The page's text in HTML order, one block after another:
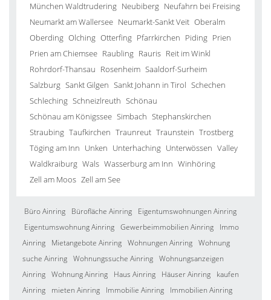
München Waldtrudering Neubiberg Neufahrn bei Freising
Neumarkt am Wallersee Neumarkt-Sankt Veit Oberalm
Oberding Olching Otterfing Pfarrkirchen Piding Prien
Prien am Chiemsee Raubling Rauris Reit im Winkl
Rohrdorf-Thansau Rosenheim Saaldorf-Surheim
Salzburg Sankt Gilgen Sankt Johann in Tirol Schechen
Schleching Schneizlreuth Schönau
Schönau am Königssee Simbach Stephanskirchen
Straubing Taufkirchen Traunreut Traunstein Trostberg
Töging am Inn Unken Unterhaching Unterwössen Valley
Waldkraiburg Wals Wasserburg am Inn Winhöring
Zell am Moos Zell am See
Büro Ainring Bürofläche Ainring
Eigentumswohnungen Ainring
Eigentumswohnung Ainring Gewerbeimmobilien Ainring
Immo
Ainring
Mietangebote Ainring Wohnungen Ainring Wohnung
suche Ainring Wohnungssuche Ainring Wohnungsanzeigen
Ainring Wohnung Ainring Haus Ainring Häuser Ainring
kaufen
Ainring
mieten Ainring Immobilie Ainring
Immobilien Ainring